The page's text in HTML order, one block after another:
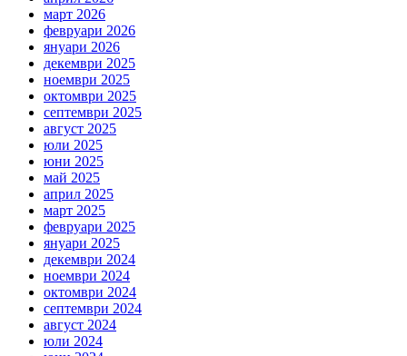
март 2026
февруари 2026
януари 2026
декември 2025
ноември 2025
октомври 2025
септември 2025
август 2025
юли 2025
юни 2025
май 2025
април 2025
март 2025
февруари 2025
януари 2025
декември 2024
ноември 2024
октомври 2024
септември 2024
август 2024
юли 2024